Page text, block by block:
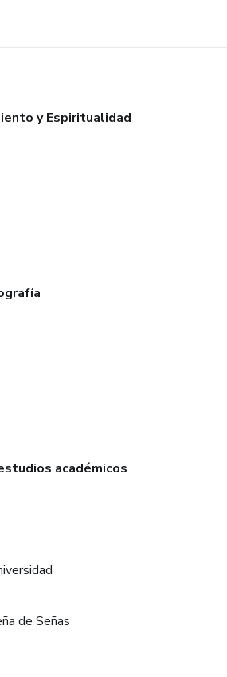
y Espiritualidad
académicos
de Señas